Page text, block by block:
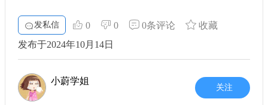
学会独立思考，学会解决问题，甚至更好地认识自己。每一次
的挫折都会让你变得更强大，更从容面对未来。 在结束这段美
好的时光后，你定会带着满满的回忆和经历，继续自己的追梦
之旅。希望每一个选择留学的人，都能在这个过程中发现自己
的无限可能。
4. 了解留学生活
一旦顺利进入东京大学，留学生活将展现出完全不同的一面。
本的社交礼仪。多参与一些学校的社团活动，不仅能够帮助你
更好地适应新环境，还能结识到志同道合的朋友。 此外，学长
们在这里也经常会讨论一些关于实习和职业规划的建议。利用
来的职业发展绝对有益。 ## 2. 如何准备留学申请 对于想要申
请去日本的同学而言，准备工作是不可忽视的一环。首先，你
需要明确自己的留学目标，根据自己的兴趣选择适合的专业和
学校。接下来，准备好相关的材料，如学术成绩单、语言能力
比如JLPT（日本语能力测试），这对于你的留学申请十分重
要。 如果你在这方面有疑惑，可以考虑寻求专业的留学中介，
发私信 0 0 0条评论
收藏
发布于2024年10月14日
小蔚学姐
关注